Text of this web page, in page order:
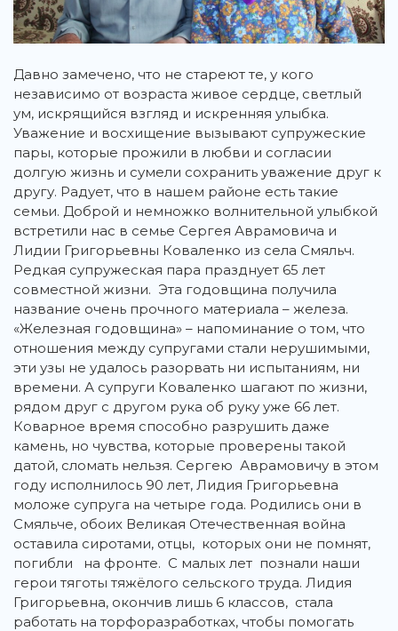
Давно замечено, что не стареют те, у кого
независимо от возраста живое сердце, светлый
ум, искрящийся взгляд и искренняя улыбка.
Уважение и восхищение вызывают супружеские
пары, которые прожили в любви и согласии
долгую жизнь и сумели сохранить уважение друг к
другу. Радует, что в нашем районе есть такие
семьи. Доброй и немножко волнительной улыбкой
встретили нас в семье Сергея Аврамовича и
Лидии Григорьевны Коваленко из села Смяльч.
Редкая супружеская пара празднует 65 лет
совместной жизни. Эта годовщина получила
название очень прочного материала – железа.
«Железная годовщина» – напоминание о том, что
отношения между супругами стали нерушимыми,
эти узы не удалось разорвать ни испытаниям, ни
времени. А супруги Коваленко шагают по жизни,
рядом друг с другом рука об руку уже 66 лет.
Коварное время способно разрушить даже
камень, но чувства, которые проверены такой
датой, сломать нельзя. Сергею Аврамовичу в этом
году исполнилось 90 лет, Лидия Григорьевна
моложе супруга на четыре года. Родились они в
Смяльче, обоих Великая Отечественная война
оставила сиротами, отцы, которых они не помнят,
погибли на фронте. С малых лет познали наши
герои тяготы тяжёлого сельского труда. Лидия
Григорьевна, окончив лишь 6 классов, стала
работать на торфоразработках, чтобы помогать